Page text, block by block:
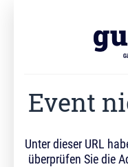
Event
Unter dieser URL
überprüfen Sie die